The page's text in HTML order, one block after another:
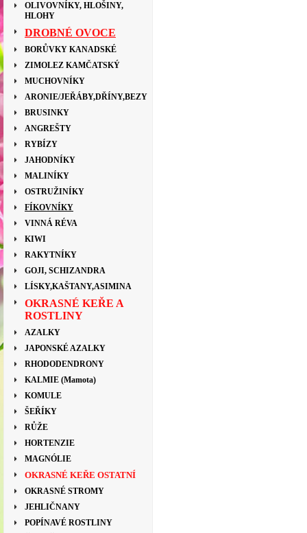
OLIVOVNÍKY, HLOŠINY,
HLOHY
DROBNÉ OVOCE
BORŮVKY KANADSKÉ
ZIMOLEZ KAMČATSKÝ
MUCHOVNÍKY
ARONIE/JEŘÁBY,DŘÍNY,BEZY
BRUSINKY
ANGREŠTY
RYBÍZY
JAHODNÍKY
MALINÍKY
OSTRUŽINÍKY
FÍKOVNÍKY
VINNÁ RÉVA
KIWI
RAKYTNÍKY
GOJI, SCHIZANDRA
LÍSKY,KAŠTANY,ASIMINA
OKRASNÉ KEŘE A
ROSTLINY
AZALKY
JAPONSKÉ AZALKY
RHODODENDRONY
KALMIE (Mamota)
KOMULE
ŠEŘÍKY
RŮŽE
HORTENZIE
MAGNÓLIE
OKRASNÉ KEŘE OSTATNÍ
OKRASNÉ STROMY
JEHLIČNANY
POPÍNAVÉ ROSTLINY